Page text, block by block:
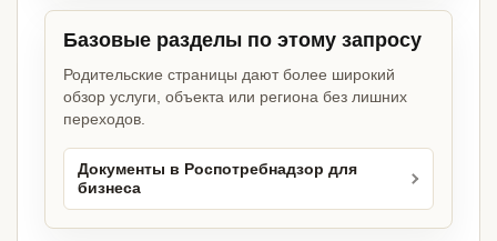
Базовые разделы по этому запросу
Родительские страницы дают более широкий
обзор услуги, объекта или региона без лишних
переходов.
Документы в Роспотребнадзор для
бизнеса